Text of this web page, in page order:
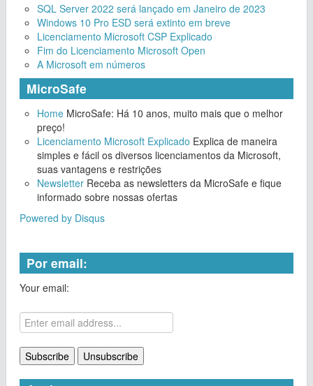
SQL Server 2022 será lançado em Janeiro de 2023
Windows 10 Pro ESD será extinto em breve
Licenciamento Microsoft CSP Explicado
Fim do Licenciamento Microsoft Open
A Microsoft em números
MicroSafe
Home MicroSafe: Há 10 anos, muito mais que o melhor
preço!
Licenciamento Microsoft Explicado Explica de maneira
simples e fácil os diversos licenciamentos da Microsoft,
suas vantagens e restrições
Newsletter Receba as newsletters da MicroSafe e fique
informado sobre nossas ofertas
Powered by Disqus
Por email:
Your email: